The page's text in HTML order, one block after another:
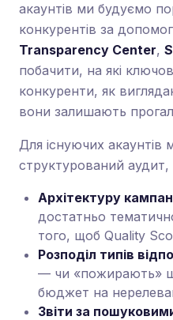
акаунтів ми будуємо
конкурентів за
Transparency Center,
побачити, на які
конкуренти, як
вони залишають
Для існуючих
структурований
Архітектуру
достатньо
того, щоб Quality
Розподіл типів
— чи «пожирають»
бюджет на
Звіти за